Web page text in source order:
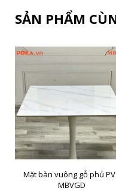
SẢN PHẨM
Mặt bàn vuông gỗ phủ
MBVGD